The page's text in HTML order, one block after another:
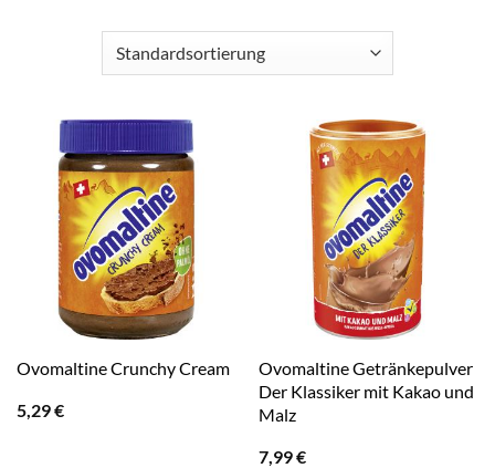
Ovomaltine Crunchy Cream
5,29€
Ovomaltine Getränkepulver
Der Klassiker mit Kakao und
Malz
7,99€